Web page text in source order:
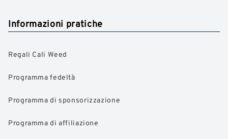
Informazioni pratiche
Regali Cali Weed
Programma fedeltà
Programma di sponsorizzazione
Programma di affiliazione